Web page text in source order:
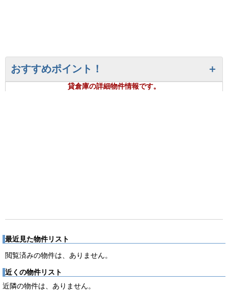
おすすめポイント！
貸倉庫の詳細物件情報です。
最近見た物件リスト
閲覧済みの物件は、ありません。
近くの物件リスト
近隣の物件は、ありません。